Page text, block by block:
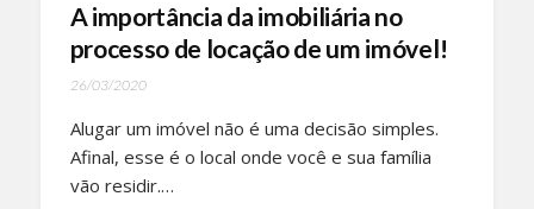
A importância da imobiliária no
processo de locação de um imóvel!
26/03/2020
Alugar um imóvel não é uma decisão simples.
Afinal, esse é o local onde você e sua família
vão residir.…